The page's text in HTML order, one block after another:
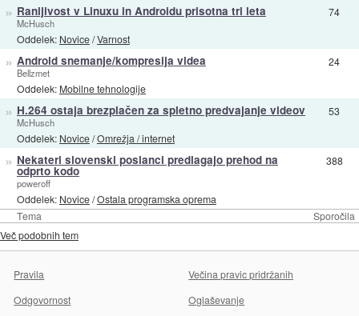
Tema Sporočila
» Ranljivost v Linuxu in Androidu prisotna tri leta
McHusch
Oddelek: Novice/Varnost
74
» Android snemanje/kompresija videa
Bellzmet
Oddelek: Mobilne tehnologije
24
» H.264 ostaja brezplačen za spletno predvajanje videov
McHusch
Oddelek: Novice/Omrežja / internet
53
» Nekateri slovenski poslanci predlagajo prehod na
odprto kodo
poweroff
Oddelek: Novice/Ostala programska oprema
388
Več podobnih tem
Pravila
Večina pravic pridržanih
Odgovornost
Oglaševanje